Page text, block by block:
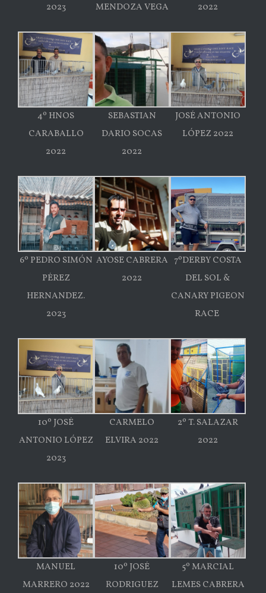
2023
MENDOZA VEGA
2022
4º HNOS
CARABALLO
2022
SEBASTIAN
DARIO SOCAS
2022
JOSÉ ANTONIO
LÓPEZ 2022
6º PEDRO SIMÓN
PÉREZ
HERNANDEZ.
2023
AYOSE CABRERA
2022
7ºDERBY COSTA
DEL SOL &
CANARY PIGEON
RACE
10º JOSÉ
ANTONIO LÓPEZ
2023
CARMELO
ELVIRA 2022
2º T. SALAZAR
2022
MANUEL
MARRERO 2022
10º JOSÉ
RODRIGUEZ
5º MARCIAL
LEMES CABRERA